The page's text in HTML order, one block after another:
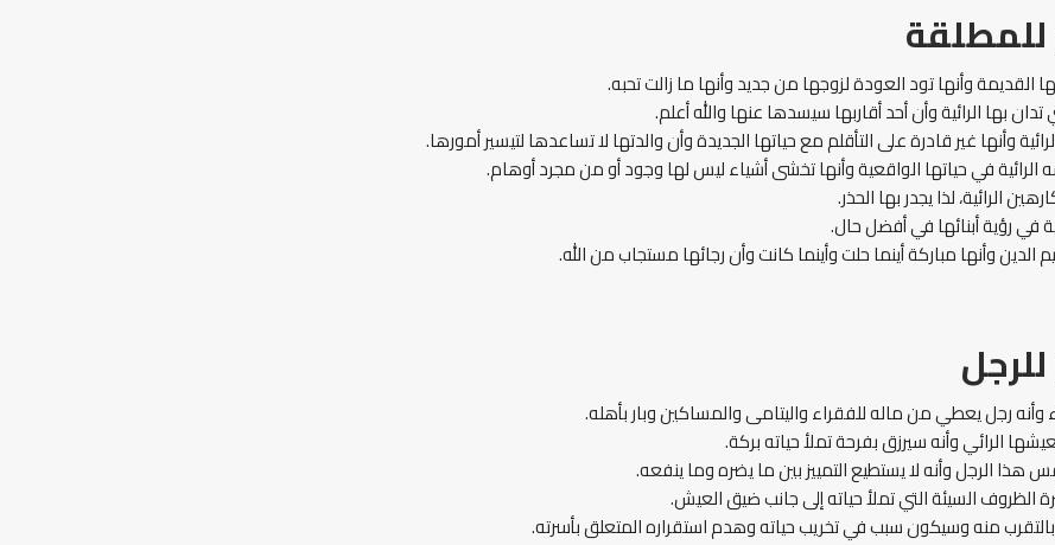
للمطلقة
القديمة وأنها تود العودة لزوجها من جديد وأنها ما زالت تحبه.
بها الرائية وأن أحد أقاربها سيسدها عنها والله أعلم.
وأنها غير قادرة على التأقلم مع حياتها الجديدة وأن والدتها لا تساعدها لتيسير أمورها.
في حياتها الواقعية وأنها تخشى أشياء ليس لها وجود أو من مجرد أوهام.
الرائية، لذا يجدر بها الحذر.
في رؤية أبنائها في أفضل حال.
الدين وأنها مباركة أينما حلت وأينما كانت وأن رجائها مستجاب من الله.
للرجل
وأنه رجل يعطي من ماله للفقراء واليتامى والمساكين وبار بأهله.
الرائي وأنه سيرزق بفرحة تملأ حياته بركة.
هذا الرجل وأنه لا يستطيع التمييز بين ما يضره وما ينفعه.
الظروف السيئة التي تملأ حياته إلى جانب ضيق العيش.
منه وسيكون سبب في تخريب حياته وهدم استقراره المتعلق بأسرته.